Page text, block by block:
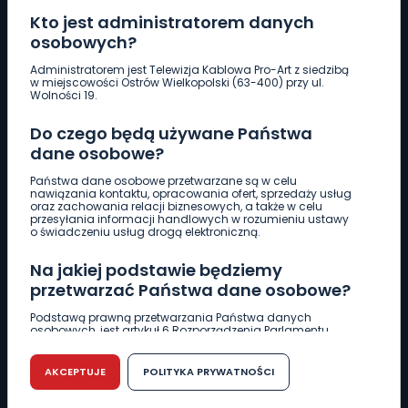
Kto jest administratorem danych
osobowych?
Administratorem jest Telewizja Kablowa Pro-Art z siedzibą
w miejscowości Ostrów Wielkopolski (63-400) przy ul.
Wolności 19.
Do czego będą używane Państwa
dane osobowe?
Państwa dane osobowe przetwarzane są w celu
nawiązania kontaktu, opracowania ofert, sprzedaży usług
oraz zachowania relacji biznesowych, a także w celu
przesyłania informacji handlowych w rozumieniu ustawy
o świadczeniu usług drogą elektroniczną.
Na jakiej podstawie będziemy
przetwarzać Państwa dane osobowe?
Podstawą prawną przetwarzania Państwa danych
osobowych, jest artykuł 6 Rozporządzenia Parlamentu
r. w sprawie ochrony osób fizycznych w związku z
przetwarzaniem danych osobowych w sprawie
swobodnego przepływu takich danych oraz uchylenia
dyrektywy 95/46/WE (RODO).
AKCEPTUJE POLITYKA PRYWATNOŚCI
Pobierz logotyp
661 997 997
REDAKCJA
62 735 22 22redakcja@wlkp24.info
DZIAŁ REKLAMY
62 735 01 85 reklama@wlkp24.info
WIADOMOŚCI
CIEKAWOSTKI